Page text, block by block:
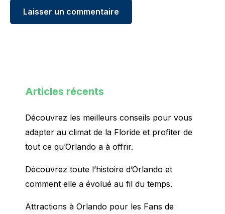
Articles récents
Découvrez les meilleurs conseils pour vous
adapter au climat de la Floride et profiter de
tout ce qu’Orlando a à offrir.
Découvrez toute l’histoire d’Orlando et
comment elle a évolué au fil du temps.
Attractions à Orlando pour les Fans de